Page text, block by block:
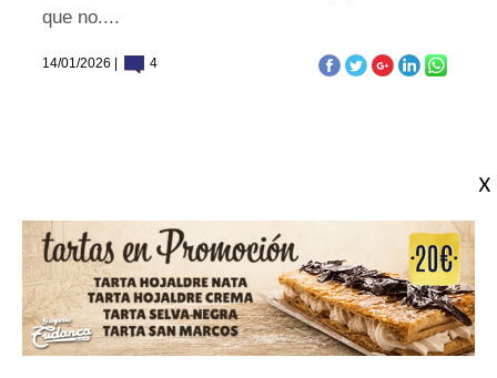
que no....
14/01/2026 | 4